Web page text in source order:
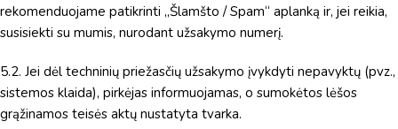
rekomenduojame patikrinti „Šlamšto / Spam“ aplanką ir, jei reikia,
susisiekti su mumis, nurodant užsakymo numerį.
5.2. Jei dėl techninių priežasčių užsakymo įvykdyti nepavyktų (pvz.,
sistemos klaida), pirkėjas informuojamas, o sumokėtos lėšos
grąžinamos teisės aktų nustatyta tvarka.